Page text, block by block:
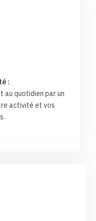
:
au quotidien par un
activité et vos